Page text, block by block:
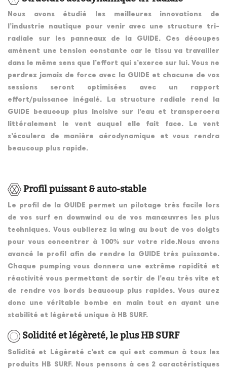
Nous avons étudié les meilleures innovations de
l’industrie nautique pour venir avec une structure tri-
radiale sur les panneaux de la GUIDE. Ces découpes
amènent une tension constante car le tissu va travailler
dans le même sens que l’effort qui s’exerce sur lui. Vous ne
perdrez jamais de force avec la GUIDE et chacune de vos
sessions seront optimisées avec un rapport
effort/puissance inégalé. La structure radiale rend la
GUIDE beaucoup plus incisive sur l’eau et transpercera
littéralement le vent auquel elle fait face. Le vent
s’écoulera de manière aérodynamique et vous rendra
beaucoup plus rapide.
Profil puissant & auto-stable
Le profil de la GUIDE permet un pilotage très facile lors
de vos surf en downwind ou de vos manœuvres les plus
techniques. Vous oublierez la wing au bout de vos doigts
pour vous concentrer à 100% sur votre ride.Nous avons
avancé le profil afin de rendre la GUIDE très puissante.
Chaque pumping vous donnera une extrême rapidité et
réactivité vous permettant de sortir de l’eau très vite et
de rendre vos bords beaucoup plus rapides. Vous aurez
donc une véritable bombe en main tout en ayant une
stabilité et légèreté unique à HB SURF.
Solidité et légèreté, le plus HB SURF
Solidité et Légèreté c’est ce qui est commun à tous les
produits HB SURF. Nous pensons à ces 2 caractéristiques